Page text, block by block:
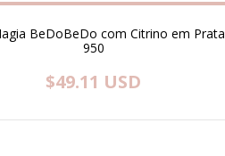
BeDoBeDo com Citrino em Prata
950
$49.11 USD